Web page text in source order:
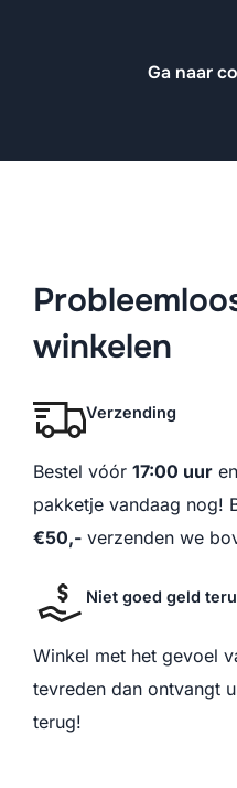
Ga naar
winkelen
Verzending
Bestel vóór 17:00 uur
pakketje vandaag nog!
€50,- verzenden we
Niet goed geld
Winkel met het gevoel
tevreden dan ontvangt
terug!